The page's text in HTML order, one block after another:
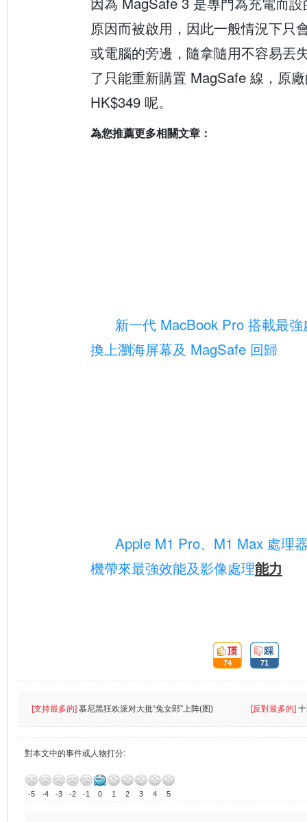
原因而被啟用，因此一般情況下只
或電腦的旁邊，隨拿隨用不容易丟
了只能重新購置 MagSafe 線，原
HK$349 呢。
為您推薦更多相關文章：
新一代 MacBook Pro 搭載最
換上瀏海屏幕及 MagSafe 回歸
Apple M1 Pro、M1 Max 處理
機帶來最強效能及影像處理能力
頂:
74
踩:
71
[支持最多的] 慕尼黑狂欢派对大批“兔女郎”上阵(图) [反對最多的]
對本文中的事件或人物打分:
-5 -4 -3 -2 -1 0 1 2 3 4 5